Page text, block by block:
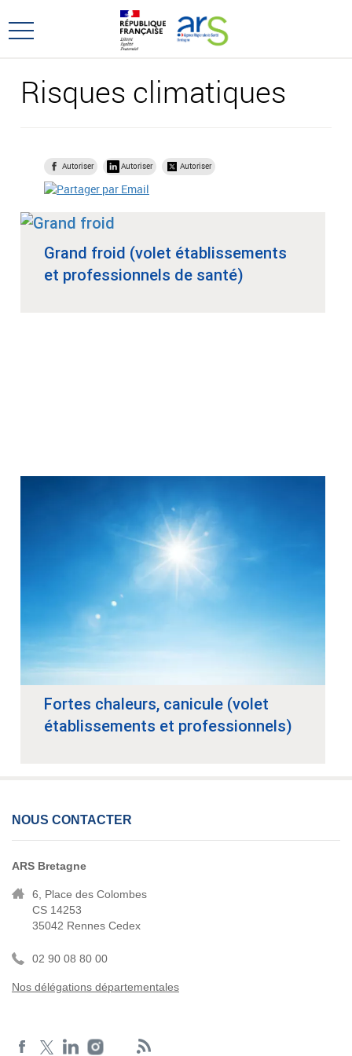
au
menu
au
contenu
Ouvrir
principal
Risques climatiques
Autoriser Autoriser Autoriser
Grand froid (volet établissements
et professionnels de santé)
Fortes chaleurs, canicule (volet
établissements et professionnels)
NOUS CONTACTER
ARS Bretagne
6, Place des Colombes
CS 14253
35042 Rennes Cedex
02 90 08 80 00
Nos délégations départementales